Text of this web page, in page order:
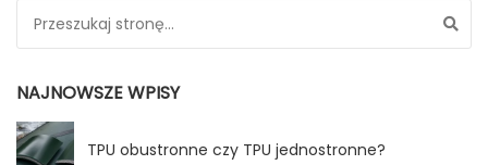
NAJNOWSZE WPISY
TPU obustronne czy TPU jednostronne?